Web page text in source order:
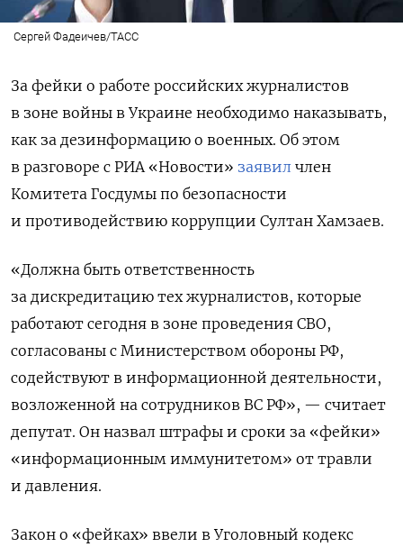
Сергей Фадеичев/ТАСС
За фейки о работе российских журналистов
в зоне войны в Украине необходимо наказывать,
как за дезинформацию о военных. Об этом
в разговоре с РИА «Новости» заявил член
Комитета Госдумы по безопасности
и противодействию коррупции Султан Хамзаев.
«Должна быть ответственность
за дискредитацию тех журналистов, которые
работают сегодня в зоне проведения СВО,
согласованы с Министерством обороны РФ,
содействуют в информационной деятельности,
возложенной на сотрудников ВС РФ», — считает
депутат. Он назвал штрафы и сроки за «фейки»
«информационным иммунитетом» от травли
и давления.
Закон о «фейках» ввели в Уголовный кодекс